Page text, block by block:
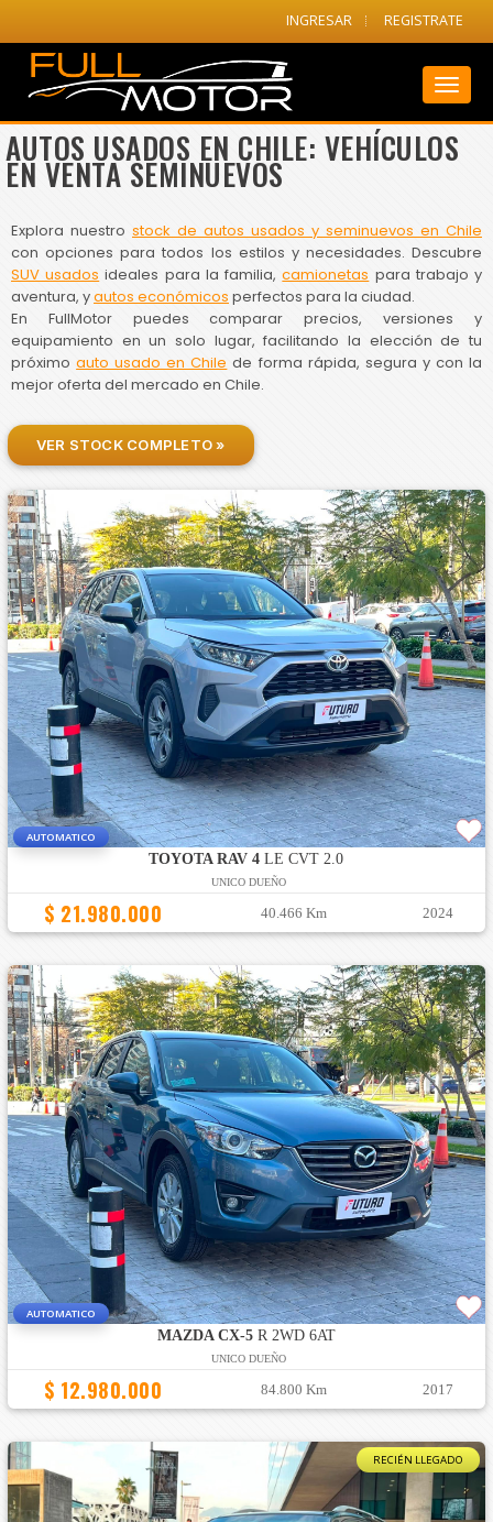
INGRESAR REGISTRATE
AUTOS USADOS EN CHILE: VEHÍCULOS
EN VENTA SEMINUEVOS
Explora nuestro stock de autos usados y seminuevos en Chile
con opciones para todos los estilos y necesidades. Descubre
SUV usados ideales para la familia,camionetas para trabajo y
aventura, yautos económicos perfectos para la ciudad.
En FullMotor puedes comparar precios, versiones y
equipamiento en un solo lugar, facilitando la elección de tu
próximoauto usado en Chile de forma rápida, segura y con la
mejor oferta del mercado en Chile.
VER STOCK COMPLETO »
AUTOMATICO
TOYOTA RAV 4 LE CVT 2.0
UNICO DUEÑO
$ 21.980.000 40.466 Km 2024
AUTOMATICO
MAZDA CX-5 R 2WD 6AT
UNICO DUEÑO
$ 12.980.000 84.800 Km 2017
RECIÉN LLEGADO